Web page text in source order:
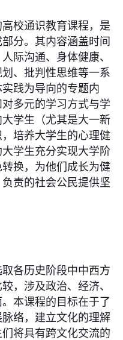
校通识教育课程，是
分。其内容涵盖时间
际沟通、身体健康、
、批判性思维等一系
践为导向的专题内
多元的学习方式与学
学生（尤其是大一新
培养大学生的心理健
学生充分实现大学阶
换，为他们成长为健
责的社会公民提供坚
各历史阶段中中西方
，涉及政治、经济、
本课程的目标在于了
络，建立文化的理解
将具有跨文化交流的